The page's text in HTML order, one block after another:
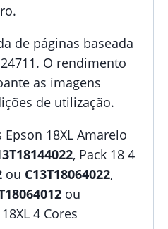
de páginas baseada
O rendimento
as imagens
de utilização.
18XL Amarelo
, Pack 18 4
ou C13T18064022,
ou
4 Cores